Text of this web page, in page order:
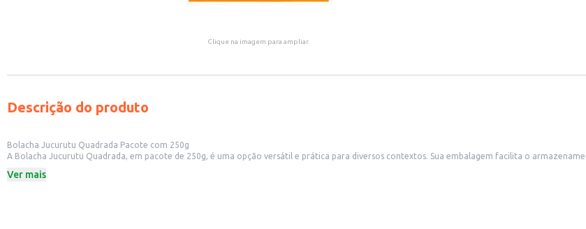
Clique na imagem para ampliar.
Descrição do produto
Bolacha Jucurutu Quadrada Pacote com 250g
A Bolacha Jucurutu Quadrada, em pacote de 250g, é uma opção versátil e prática para diversos contextos. Sua embalagem facilita o armazenamento e transporte, tornando-a ideal para revenda em pequenos comércios, como
Dicas de uso:
Ver mais